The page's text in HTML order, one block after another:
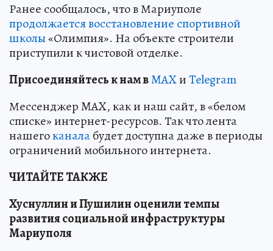
Ранее сообщалось, что в Мариуполе
продолжается восстановление спортивной
школы«Олимпия». На объекте строители
приступили к чистовой отделке.
Присоединяйтесь к нам вMAXиTelegram
Мессенджер MAX, как и наш сайт, в «белом
списке» интернет-ресурсов. Так что лента
нашегоканалабудет доступна даже в периоды
ограничений мобильного интернета.
ЧИТАЙТЕ ТАКЖЕ
Хуснуллин и Пушилин оценили темпы
развития социальной инфраструктуры
Мариуполя